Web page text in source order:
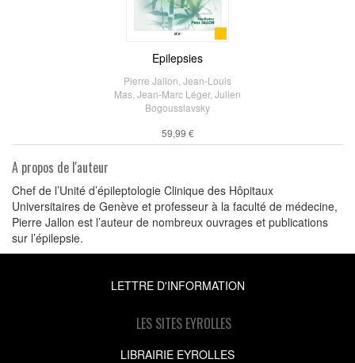
Epilepsies
Pierre Jallon Jean-Louis
Mas Jean-Marc Léger, Julien
Bogousslavsky
59,99 €
A propos de l'auteur
Chef de l’Unité d’épileptologie Clinique des Hôpitaux
Universitaires de Genève et professeur à la faculté de médecine,
Pierre Jallon est l’auteur de nombreux ouvrages et publications
sur l’épilepsie.
LETTRE D'INFORMATION
LES SITES EYROLLES
LIBRAIRIE EYROLLES